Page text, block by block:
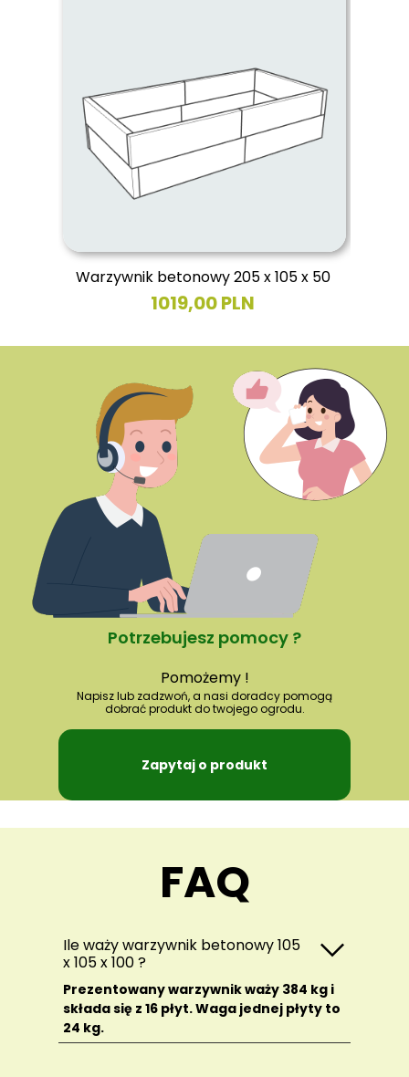
Warzywnik betonowy 205 x 105 x 50
1019,00 PLN
Zapytaj o produkt
Potrzebujesz pomocy ?
Pomożemy !
Napisz lub zadzwoń, a nasi doradcy pomogą
dobrać produkt do twojego ogrodu.
FAQ
Ile waży warzywnik betonowy 105
x 105 x 100 ?
Prezentowany warzywnik waży 384 kg i
składa się z 16 płyt. Waga jednej płyty to
24 kg.